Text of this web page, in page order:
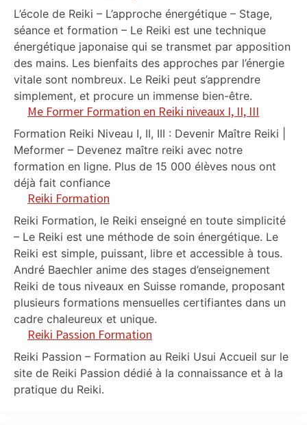
L’école de Reiki – L’approche énergétique – Stage,
séance et formation – Le Reiki est une technique
énergétique japonaise qui se transmet par apposition
des mains. Les bienfaits des approches par l’énergie
vitale sont nombreux. Le Reiki peut s’apprendre
simplement, et procure un immense bien-être.
Me Former Formation en Reiki niveaux I, II, III
Formation Reiki Niveau I, II, III : Devenir Maître Reiki |
Meformer – Devenez maître reiki avec notre
formation en ligne. Plus de 15 000 élèves nous ont
déjà fait confiance
Reiki Formation
Reiki Formation, le Reiki enseigné en toute simplicité
– Le Reiki est une méthode de soin énergétique. Le
Reiki est simple, puissant, libre et accessible à tous.
André Baechler anime des stages d’enseignement
Reiki de tous niveaux en Suisse romande, proposant
plusieurs formations mensuelles certifiantes dans un
cadre chaleureux et unique.
Reiki Passion Formation
Reiki Passion – Formation au Reiki Usui Accueil sur le
site de Reiki Passion dédié à la connaissance et à la
pratique du Reiki.